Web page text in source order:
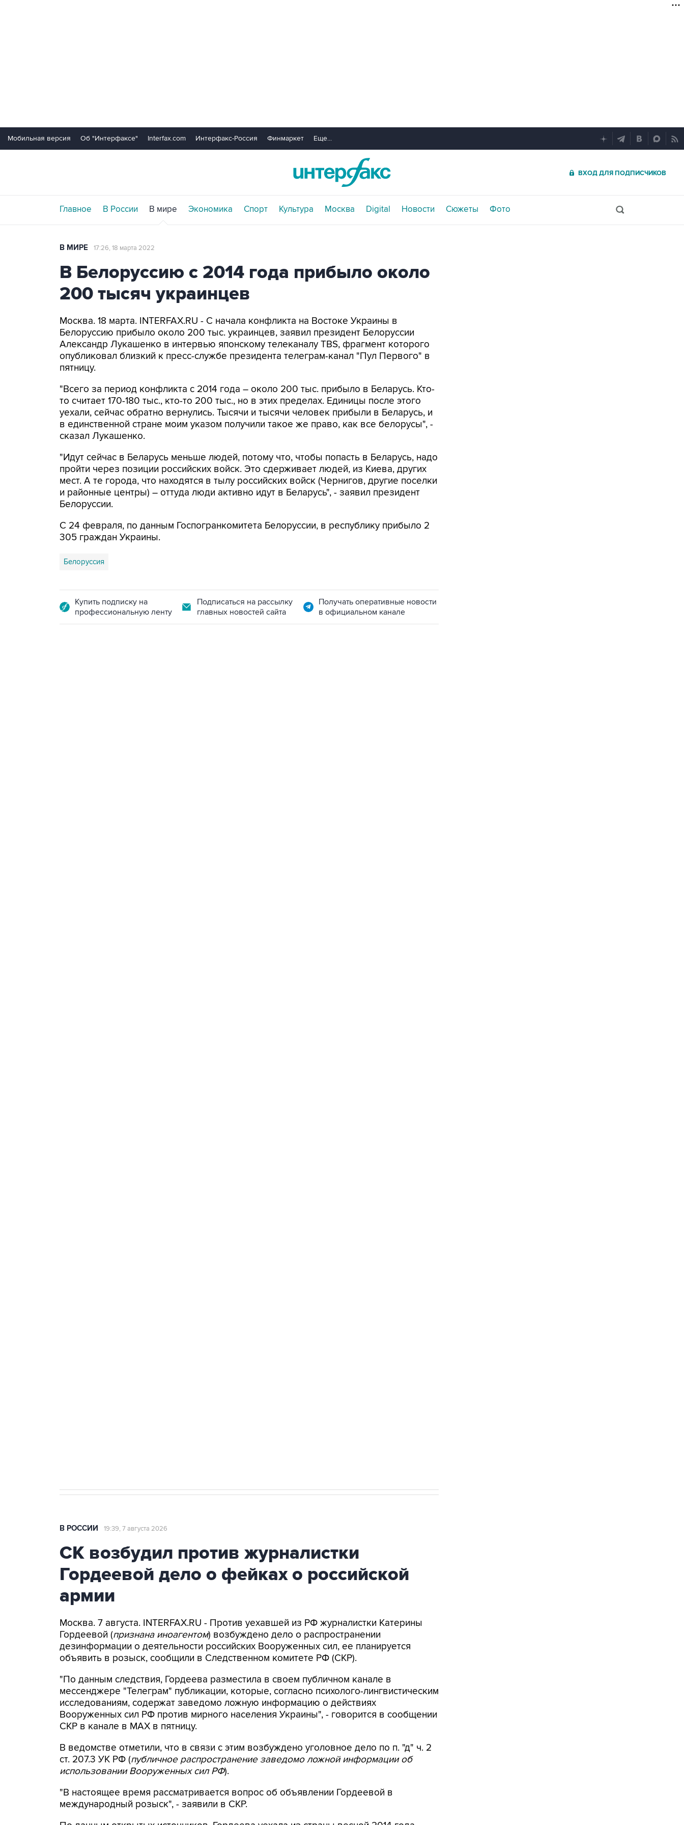
Мобильная версия Об "Интерфаксе" Interfax.com Интерфакс-Россия Финмаркет Еще...
ВХОД ДЛЯ ПОДПИСЧИКОВ
Главное В России В мире Экономика Спорт Культура Москва Digital Новости Сюжеты Фото
В МИРЕ 17:26, 18 марта 2022
В Белоруссию с 2014 года прибыло около
200 тысяч украинцев
Москва. 18 марта. INTERFAX.RU - С начала конфликта на Востоке Украины в
Белоруссию прибыло около 200 тыс. украинцев, заявил президент Белоруссии
Александр Лукашенко в интервью японскому телеканалу TBS, фрагмент которого
опубликовал близкий к пресс-службе президента телеграм-канал "Пул Первого" в
пятницу.
"Всего за период конфликта с 2014 года – около 200 тыс. прибыло в Беларусь. Кто-
то считает 170-180 тыс., кто-то 200 тыс., но в этих пределах. Единицы после этого
уехали, сейчас обратно вернулись. Тысячи и тысячи человек прибыли в Беларусь, и
в единственной стране моим указом получили такое же право, как все белорусы", -
сказал Лукашенко.
"Идут сейчас в Беларусь меньше людей, потому что, чтобы попасть в Беларусь, надо
пройти через позиции российских войск. Это сдерживает людей, из Киева, других
мест. А те города, что находятся в тылу российских войск (Чернигов, другие поселки
и районные центры) – оттуда люди активно идут в Беларусь", - заявил президент
Белоруссии.
С 24 февраля, по данным Госпогранкомитета Белоруссии, в республику прибыло 2
305 граждан Украины.
Белоруссия
Купить подписку на
профессиональную ленту
Подписаться на рассылку
главных новостей сайта
Получать оперативные новости
в официальном канале
В РОССИИ 19:39, 7 августа 2026
СК возбудил против журналистки
Гордеевой дело о фейках о российской
армии
Москва. 7 августа. INTERFAX.RU - Против уехавшей из РФ журналистки Катерины
Гордеевой (признана иноагентом) возбуждено дело о распространении
дезинформации о деятельности российских Вооруженных сил, ее планируется
объявить в розыск, сообщили в Следственном комитете РФ (СКР).
"По данным следствия, Гордеева разместила в своем публичном канале в
мессенджере "Телеграм" публикации, которые, согласно психолого-лингвистическим
исследованиям, содержат заведомо ложную информацию о действиях
Вооруженных сил РФ против мирного населения Украины", - говорится в сообщении
СКР в канале в MAX в пятницу.
В ведомстве отметили, что в связи с этим возбуждено уголовное дело по п. "д" ч. 2
ст. 207.3 УК РФ (публичное распространение заведомо ложной информации об
использовании Вооруженных сил РФ).
"В настоящее время рассматривается вопрос об объявлении Гордеевой в
международный розыск", - заявили в СКР.